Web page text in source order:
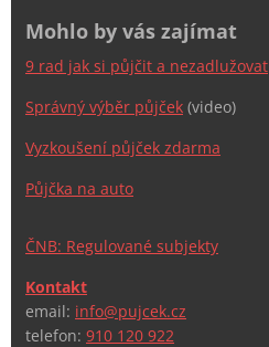
Mohlo by vás zajímat
9 rad jak si půjčit a nezadlužovat
Správný výběr půjček (video)
Vyzkoušení půjček zdarma
Půjčka na auto
ČNB: Regulované subjekty
Kontakt
email: info@pujcek.cz
telefon: 910 120 922